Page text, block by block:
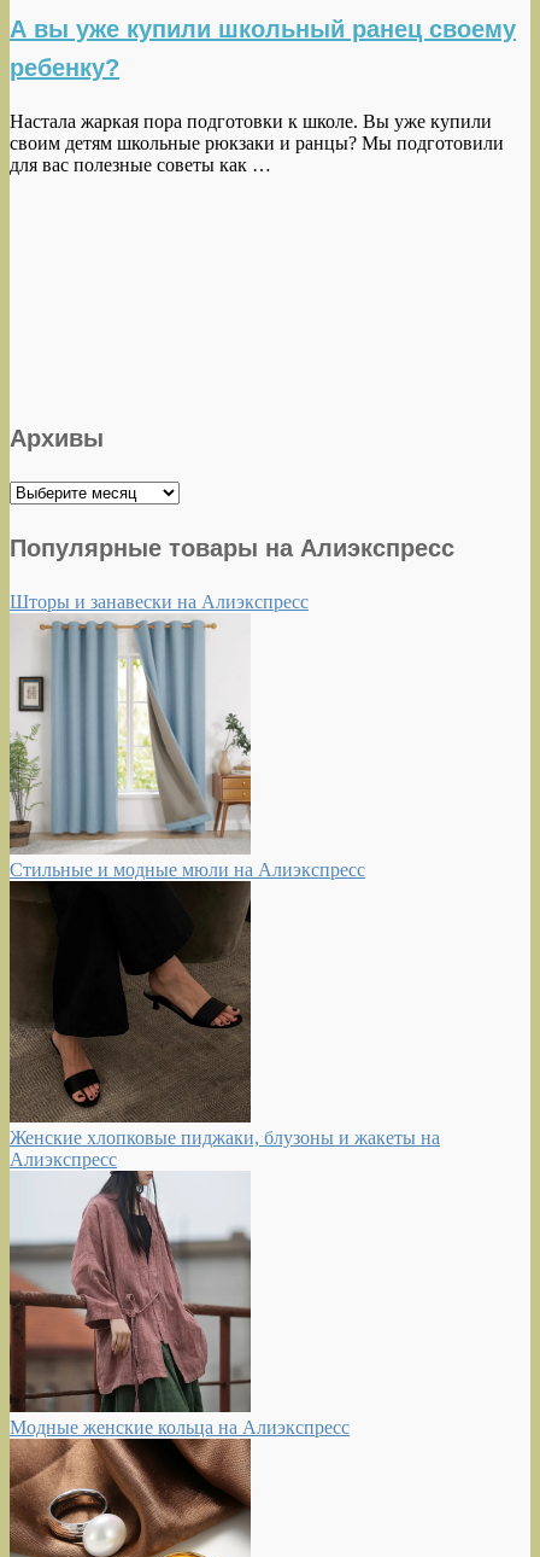
А вы уже купили школьный ранец своему
ребенку?
Настала жаркая пора подготовки к школе. Вы уже купили
своим детям школьные рюкзаки и ранцы? Мы подготовили
для вас полезные советы как …
Архивы
Архивы
Популярные товары на Алиэкспресс
Шторы и занавески на Алиэкспресс
Стильные и модные мюли на Алиэкспресс
Женские хлопковые пиджаки, блузоны и жакеты на
Алиэкспресс
Модные женские кольца на Алиэкспресс